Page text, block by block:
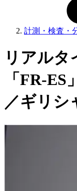
計測・検査・
リアルタ
「FR-
／ギリシ